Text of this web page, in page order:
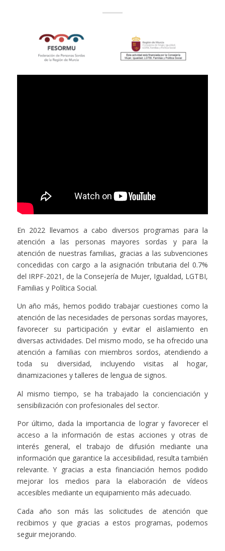
En 2022 llevamos a cabo diversos programas para la
atención a las personas mayores sordas y para la
atención de nuestras familias, gracias a las subvenciones
concedidas con cargo a la asignación tributaria del 0.7%
del IRPF-2021, de la Consejería de Mujer, Igualdad, LGTBI,
Familias y Política Social.
Un año más, hemos podido trabajar cuestiones como la
atención de las necesidades de personas sordas mayores,
favorecer su participación y evitar el aislamiento en
diversas actividades. Del mismo modo, se ha ofrecido una
atención a familias con miembros sordos, atendiendo a
toda su diversidad, incluyendo visitas al hogar,
dinamizaciones y talleres de lengua de signos.
Al mismo tiempo, se ha trabajado la concienciación y
sensibilización con profesionales del sector.
Por último, dada la importancia de lograr y favorecer el
acceso a la información de estas acciones y otras de
interés general, el trabajo de difusión mediante una
información que garantice la accesibilidad, resulta también
relevante. Y gracias a esta financiación hemos podido
mejorar los medios para la elaboración de vídeos
accesibles mediante un equipamiento más adecuado.
Cada año son más las solicitudes de atención que
recibimos y que gracias a estos programas, podemos
seguir mejorando.